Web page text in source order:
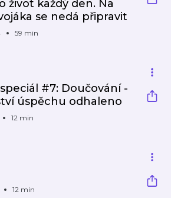
život každý den. Na
se nedá připravit
59 min
#7: Doučování -
úspěchu odhaleno
12 min
12 min